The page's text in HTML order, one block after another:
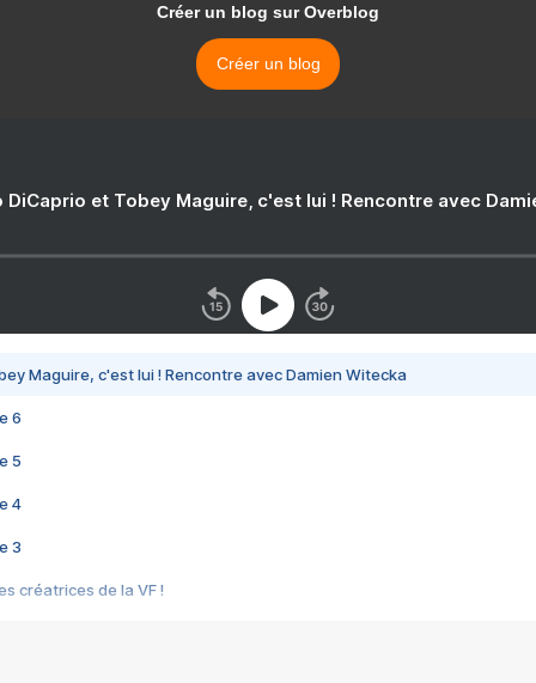
Créer un blog sur Overblog
Créer un blog
DiCaprio et Tobey Maguire, c'est lui ! Rencontre avec
Maguire, c'est lui ! Rencontre avec Damien Witecka
6
5
4
3
créatrices de la VF !